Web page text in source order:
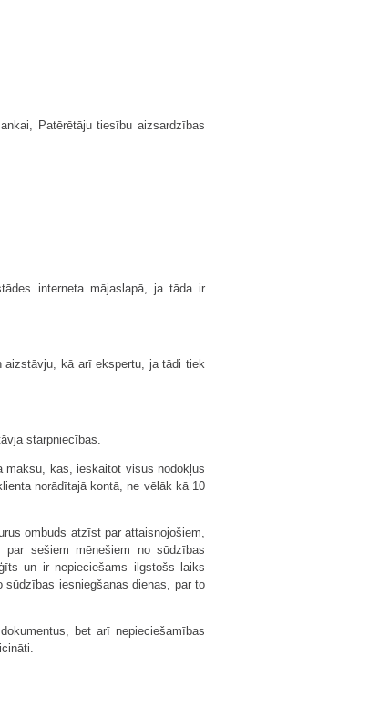
Patērētāju tiesību aizsardzības
interneta mājaslapā, ja tāda ir
aizstāvju, kā arī ekspertu, ja tādi tiek
starpniecības.
kas, ieskaitot visus nodokļus
norādītajā kontā, ne vēlāk kā 10
ombuds atzīst par attaisnojošiem,
sešiem mēnešiem no sūdzības
un ir nepieciešams ilgstošs laiks
iesniegšanas dienas, par to
bet arī nepieciešamības